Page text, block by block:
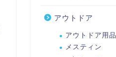
アウトドア
アウトドア用品
メスティン